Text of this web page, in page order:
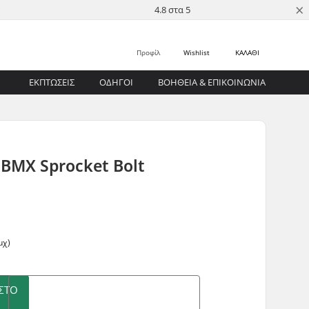
4.8 στα 5 ×
ΚΑΛΑΘΙ
Wishlist
Προφίλ
ΕΚΠΤΩΣΕΙΣ ΟΔΗΓΟΊ ΒΟΉΘΕΙΑ & ΕΠΙΚΟΙΝΩΝΊΑ
Sprocket Bolt